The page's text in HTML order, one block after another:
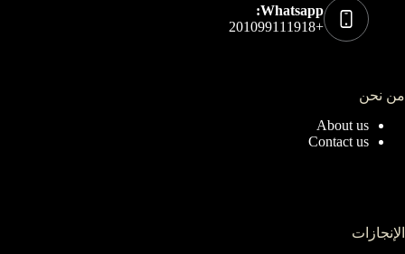
Whatsapp:
+201099111918
من نحن
About us
Contact us
الإنجازات